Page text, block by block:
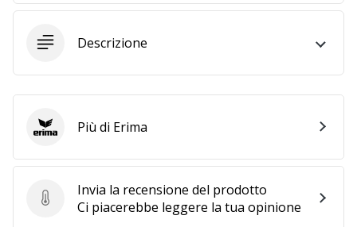
Descrizione
Invia la recensione del prodotto
Invia la recensione del prodotto
Ci piacerebbe leggere la tua opinione
ErimaPiù di Erima